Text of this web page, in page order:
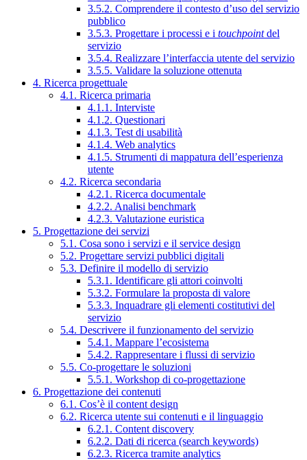
3.5.2. Comprendere il contesto d’uso del servizio
pubblico
3.5.3. Progettare i processi e i touchpointdel
servizio
3.5.4. Realizzare l’interfaccia utente del servizio
3.5.5. Validare la soluzione ottenuta
4. Ricerca progettuale
4.1. Ricerca primaria
4.1.1. Interviste
4.1.2. Questionari
4.1.3. Test di usabilità
4.1.4. Web analytics
4.1.5. Strumenti di mappatura dell’esperienza
utente
4.2. Ricerca secondaria
4.2.1. Ricerca documentale
4.2.2. Analisi benchmark
4.2.3. Valutazione euristica
5. Progettazione dei servizi
5.1. Cosa sono i servizi e il service design
5.2. Progettare servizi pubblici digitali
5.3. Definire il modello di servizio
5.3.1. Identificare gli attori coinvolti
5.3.2. Formulare la proposta di valore
5.3.3. Inquadrare gli elementi costitutivi del
servizio
5.4. Descrivere il funzionamento del servizio
5.4.1. Mappare l’ecosistema
5.4.2. Rappresentare i flussi di servizio
5.5. Co-progettare le soluzioni
5.5.1. Workshop di co-progettazione
6. Progettazione dei contenuti
6.1. Cos’è il content design
6.2. Ricerca utente sui contenuti e il linguaggio
6.2.1. Content discovery
6.2.2. Dati di ricerca (search keywords)
6.2.3. Ricerca tramite analytics